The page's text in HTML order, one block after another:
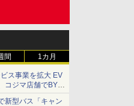
間 1カ月
ス事業を拡大 EV
コジマ店舗でBYD
化
新型バス「キャン